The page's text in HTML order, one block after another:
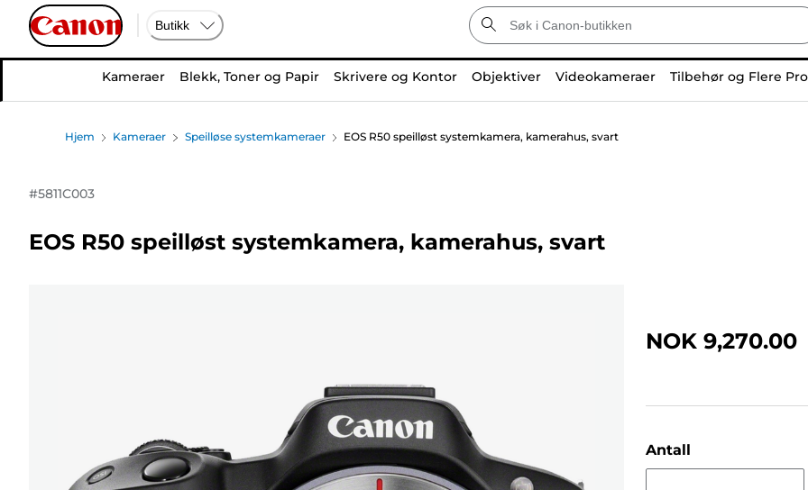
Butikk
Kameraer Blekk, Toner og Papir Skrivere og Kontor Objektiver Videokameraer Tilbehør og Flere
Hjem Kameraer Speilløse systemkameraer EOS R50 speilløst systemkamera, kamerahus, svart
#5811C003
EOS R50 speilløst systemkamera, kamerahus, svart
NOK 9,270.00
Antall